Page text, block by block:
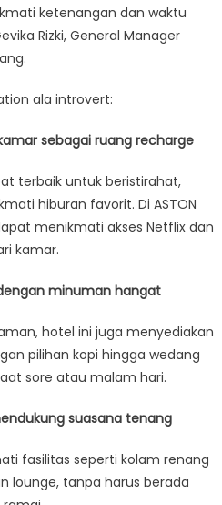
ketenangan dan waktu
Rizki, General Manager
ala introvert:
sebagai ruang recharge
terbaik untuk beristirahat,
hiburan favorit. Di ASTON
menikmati akses Netflix dan
kamar.
minuman hangat
hotel ini juga menyediakan
pilihan kopi hingga wedang
sore atau malam hari.
suasana tenang
fasilitas seperti kolam renang
lounge, tanpa harus berada